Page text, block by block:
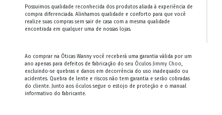
Possuimos qualidade reconhecida dos produtos aliada à experiência de
compra diferenciada. Alinhamos qualidade e conforto para que você
realize suas compras sem sair de casa com a mesma qualidade
encontrada em qualquer uma de nossas lojas.
Ao comprar na Óticas Wanny você receberá uma garantia válida por um
ano apenas para defeitos de fabricação do seu Óculos Jimmy Choo,
excluindo-se quebras e danos em decorrência do uso inadequado ou
acidentes. Quebra de lente e riscos não tem garantia e serão cobradas
do cliente. Junto aos óculos segue o estojo de proteção e o manual
informativo do fabricante.